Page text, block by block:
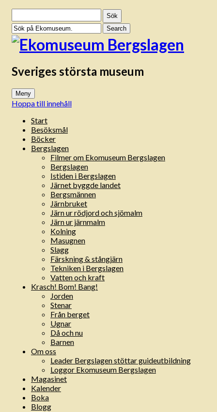
efter:
Sveriges största museum
Meny
Hoppa till innehåll
Start
Besöksmål
Böcker
Bergslagen
Filmer om Ekomuseum Bergslagen
Bergslagen
Istiden i Bergslagen
Järnet byggde landet
Bergsmännen
Järnbruket
Järn ur rödjord och sjömalm
Järn ur järnmalm
Kolning
Masugnen
Slagg
Färskning & stångjärn
Tekniken i Bergslagen
Vatten och kraft
Krasch! Bom! Bang!
Jorden
Stenar
Från berget
Ugnar
Då och nu
Barnen
Om oss
Leader Bergslagen stöttar guideutbildning
Loggor Ekomuseum Bergslagen
Magasinet
Kalender
Boka
Blogg